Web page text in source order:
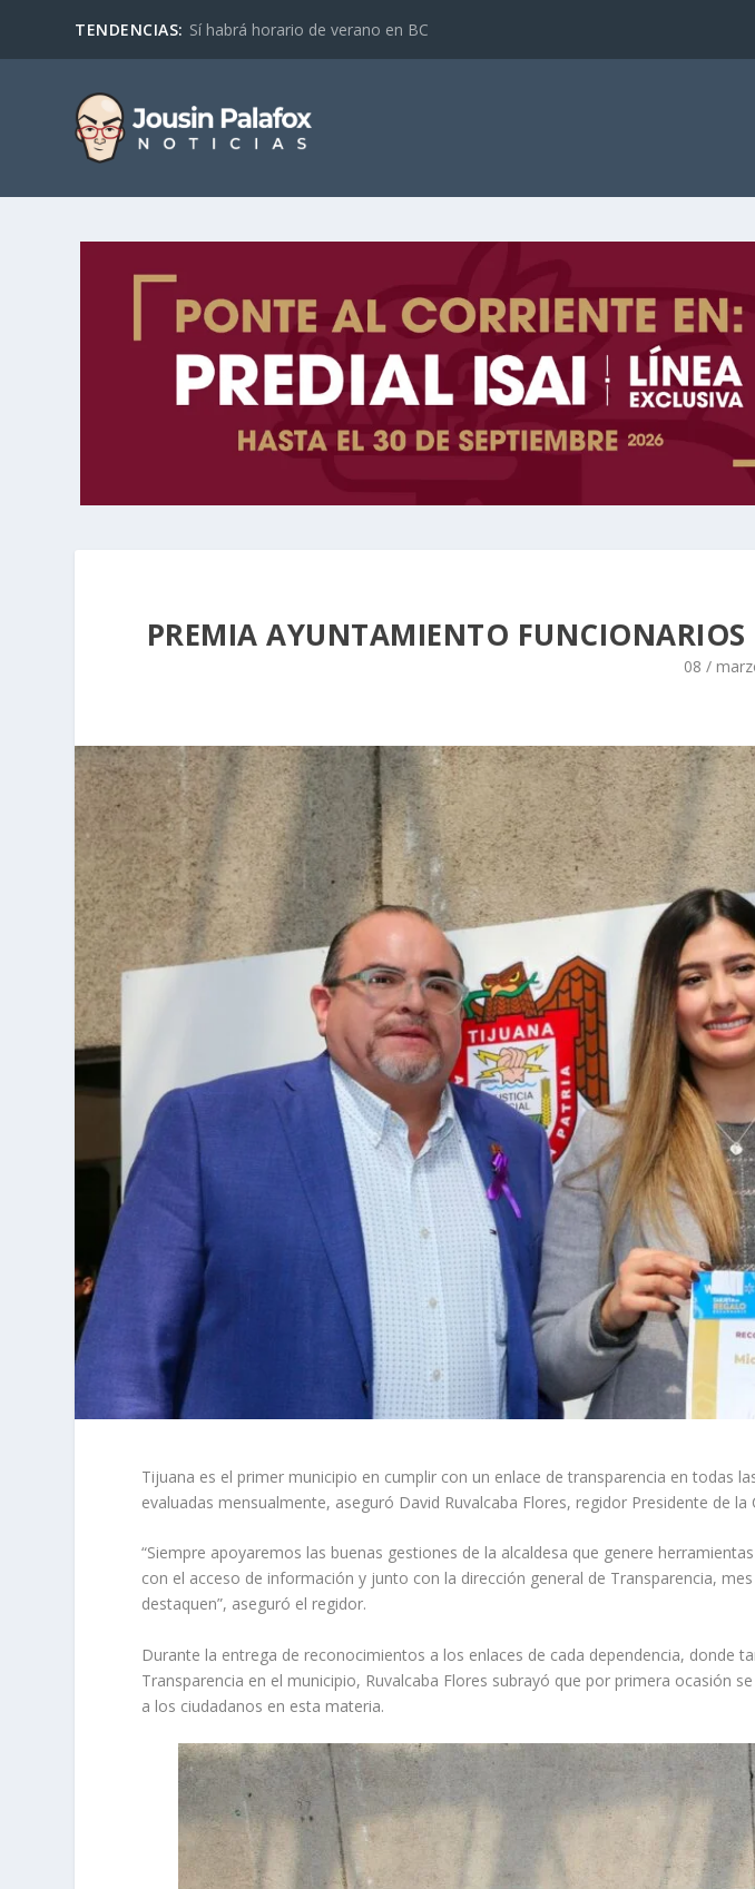
TENDENCIAS: Sí habrá horario de verano en BC
PREMIA AYUNTAMIENTO
08 /
Tijuana es el primer municipio en cumplir con un enlace de transparencia en todas
evaluadas mensualmente, aseguró David Ruvalcaba Flores, regidor Presidente de
“Siempre apoyaremos las buenas gestiones de la alcaldesa que genere
con el acceso de información y junto con la dirección general de Transparencia,
destaquen”, aseguró el regidor.
Durante la entrega de reconocimientos a los enlaces de cada dependencia, donde
Transparencia en el municipio, Ruvalcaba Flores subrayó que por primera ocasión
a los ciudadanos en esta materia.